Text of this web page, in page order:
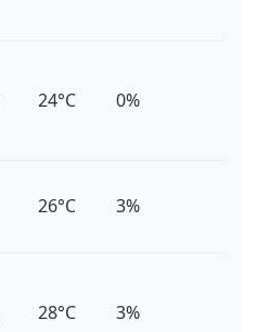
24°C 0%
26°C 3%
28°C 3%